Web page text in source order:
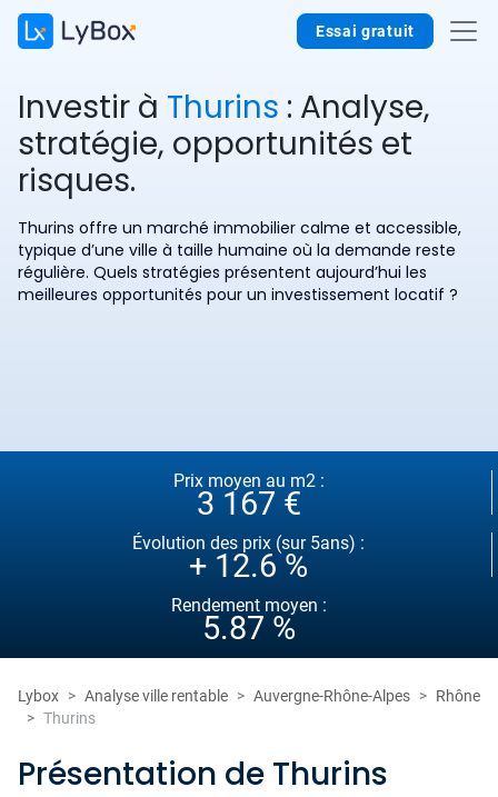
Essai gratuit
Investir à Thurins : Analyse,
stratégie, opportunités et
risques.
Thurins offre un marché immobilier calme et accessible,
typique d’une ville à taille humaine où la demande reste
régulière. Quels stratégies présentent aujourd’hui les
meilleures opportunités pour un investissement locatif ?
Prix moyen au m2 :
3 167 €
Évolution des prix (sur 5ans) :
+ 12.6 %
Rendement moyen :
5.87 %
Lybox Analyse ville rentable Auvergne-Rhône-Alpes
Rhône
Thurins
Présentation de Thurins